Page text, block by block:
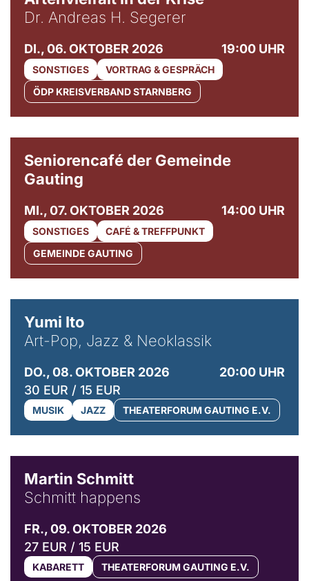
Dr. Andreas H. Segerer
DI., 06. OKTOBER 2026 19:00 UHR
SONSTIGES
VORTRAG & GESPRÄCH
ÖDP KREISVERBAND STARNBERG
Seniorencafé der Gemeinde
Gauting
MI., 07. OKTOBER 2026 14:00 UHR
SONSTIGES
CAFÉ & TREFFPUNKT
GEMEINDE GAUTING
Yumi Ito
Art-Pop, Jazz & Neoklassik
DO., 08. OKTOBER 2026
20:00 UHR
30 EUR / 15 EUR
MUSIK JAZZ THEATERFORUM GAUTING E.V.
Martin Schmitt
Schmitt happens
FR., 09. OKTOBER 2026
27 EUR / 15 EUR
KABARETT THEATERFORUM GAUTING E.V.